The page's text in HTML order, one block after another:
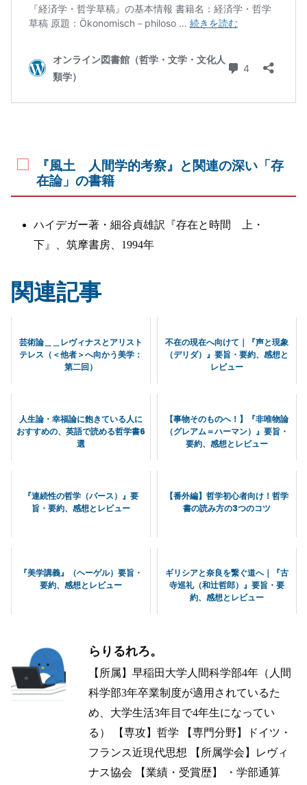
『風土 人間学的考察』と関連の深い「存
在論」の書籍
ハイデガー著・細谷貞雄訳『存在と時間 上・
下』、筑摩書房、1994年
関連記事
芸術論＿＿レヴィナスとアリスト
テレス（＜他者＞へ向かう美学：
第二回）
不在の現在へ向けて｜『声と現象
（デリダ）』要旨・要約、感想と
レビュー
人生論・幸福論に飽きている人に
おすすめの、英語で読める哲学書6
選
【事物そのものへ！】『非唯物論
（グレアム＝ハーマン）』要旨・
要約、感想とレビュー
『連続性の哲学（パース）』要
旨・要約、感想とレビュー
【番外編】哲学初心者向け！哲学
書の読み方の3つのコツ
『美学講義』（ヘーゲル）要旨・
要約、感想とレビュー
ギリシアと奈良を繋ぐ道へ｜『古
寺巡礼（和辻哲郎）』要旨・要
約、感想とレビュー
らりるれろ。
【所属】早稲田大学人間科学部4年（人間
科学部3年卒業制度が適用されているた
め、大学生活3年目で4年生になってい
る） 【専攻】哲学 【専門分野】ドイツ・
フランス近現代思想 【所属学会】レヴィ
ナス協会 【業績・受賞歴】 ・学部通算